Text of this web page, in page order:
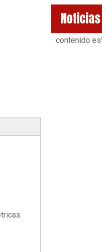
contenido